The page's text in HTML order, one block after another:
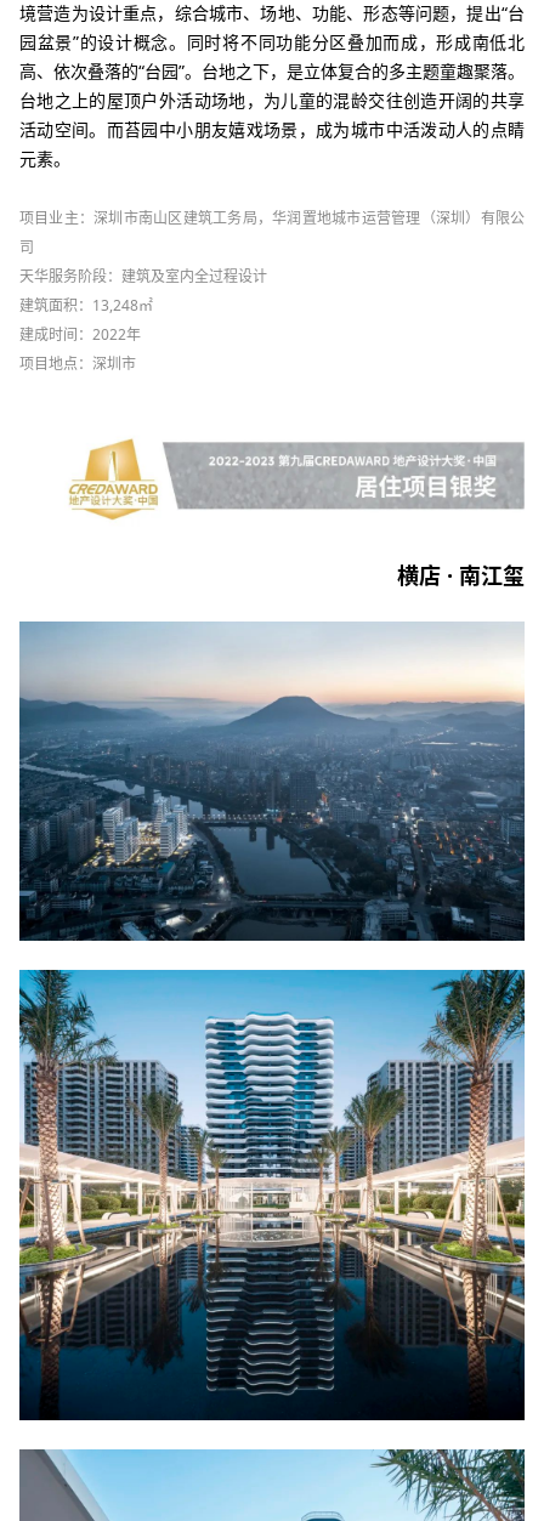
境营造为设计重点，综合城市、场地、功能、形态等问题，提出“台
园盆景”的设计概念。同时将不同功能分区叠加而成，形成南低北
高、依次叠落的“台园”。台地之下，是立体复合的多主题童趣聚落。
台地之上的屋顶户外活动场地，为儿童的混龄交往创造开阔的共享
活动空间。而苔园中小朋友嬉戏场景，成为城市中活泼动人的点睛
元素。
项目业主：深圳市南山区建筑工务局，华润置地城市运营管理（深圳）有限公
司
天华服务阶段：建筑及室内全过程设计
建筑面积：13,248㎡
建成时间：2022年
项目地点：深圳市
横店 · 南江玺